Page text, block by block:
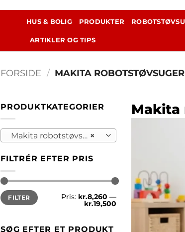
HUS & BOLIG PRODUKTER
ARTIKLER OG TIPS
FORSIDE / MAKITA
PRODUKTKATEGORIER
×
Makita robotstøvsugere
FILTRÉR EFTER PRIS
Mindste
pris
Højeste
prisFILTER Pris: kr.8,260 —
kr.19,500
SØG EFTER ET PRODUKT
Makita